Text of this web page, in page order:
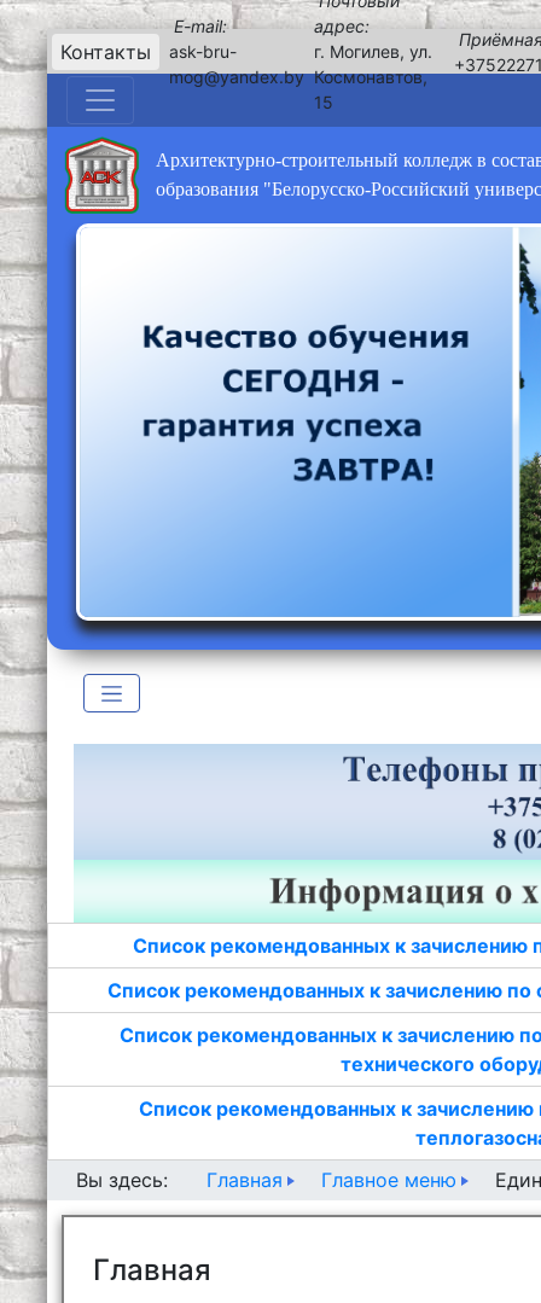
Контакты
E-mail:
ask-bru-
mog@yandex.by
адрес:
г. Могилев, ул.
Космонавтов,
15
Архитектурно-строительный колледж в
образования "Белорусско-Российский
Список рекомендованных к зачислению
Список рекомендованных к зачислению
Список рекомендованных к зачислению
технического
Список рекомендованных к
Вы здесь:
Главная Главное меню
Главная